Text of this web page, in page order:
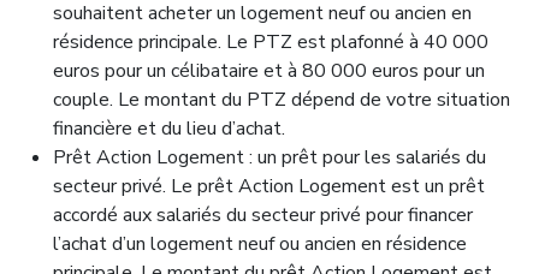
souhaitent acheter un logement neuf ou ancien en
résidence principale. Le PTZ est plafonné à 40 000
euros pour un célibataire et à 80 000 euros pour un
couple. Le montant du PTZ dépend de votre situation
financière et du lieu d’achat.
Prêt Action Logement : un prêt pour les salariés du
secteur privé. Le prêt Action Logement est un prêt
accordé aux salariés du secteur privé pour financer
l’achat d’un logement neuf ou ancien en résidence